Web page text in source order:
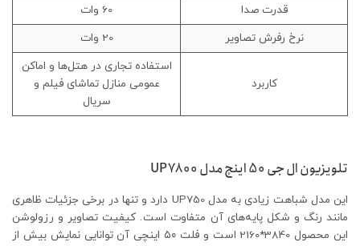
قدرت صدا
60 وات
نرخ رفرش تصاویر
20 وات
کاربرد
استفاده تجاری در هتل‌ها و اماکن
عمومی منازل تماشای فیلم و
سریال
تلویزیون ال جی 50 اینچ مدل UP7800
این مدل شباهت زیادی به مدل UP750 دارد و تنها در برخی جزئیات ظاهری
مانند رنگ و شکل پایه‌های آن متفاوت‌ است. کیفیت تصاویر و رزولوشن
این محصول 3840*2160 است و فلت ۵۰ اینچی آن توانایی نمایش بیش از